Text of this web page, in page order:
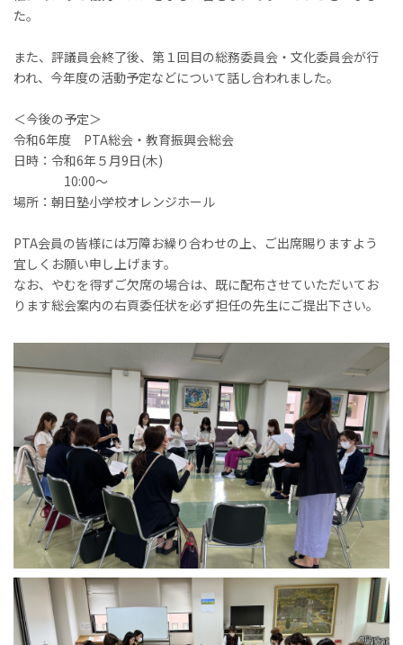
た。
また、評議員会終了後、第１回目の総務委員会・文化委員会が行
われ、今年度の活動予定などについて話し合われました。
＜今後の予定＞
令和6年度 PTA総会・教育振興会総会
日時：令和6年５月9日(木)
10:00～
場所：朝日塾小学校オレンジホール
PTA会員の皆様には万障お繰り合わせの上、ご出席賜りますよう
宜しくお願い申し上げます。
なお、やむを得ずご欠席の場合は、既に配布させていただいてお
ります総会案内の右頁委任状を必ず担任の先生にご提出下さい。